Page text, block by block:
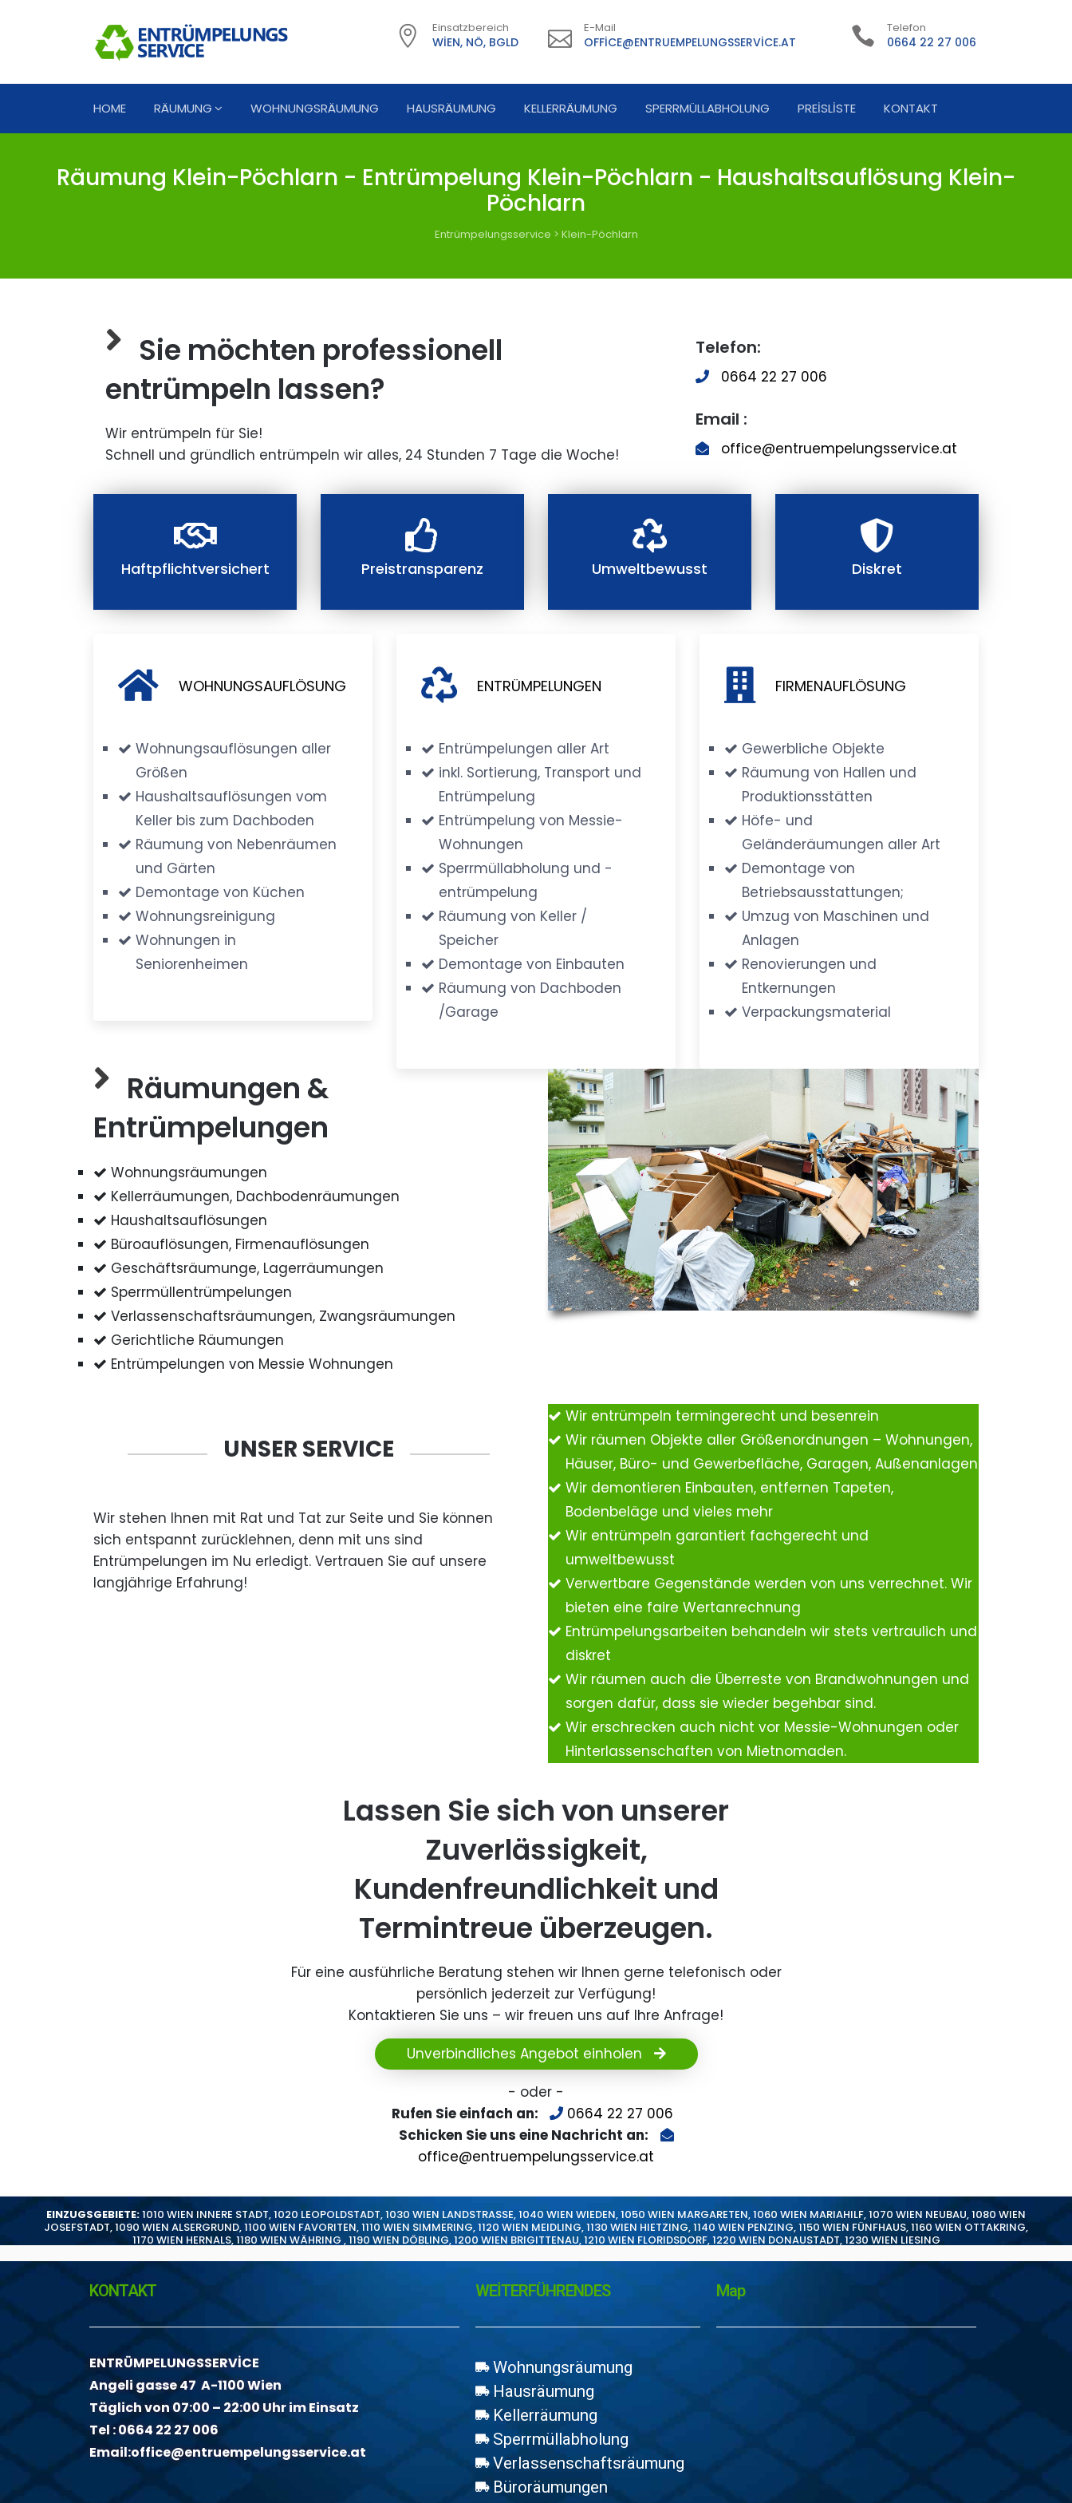
Einsatzbereich
WIEN, NÖ, BGLD
E-Mail
OFFICE@ENTRUEMPELUNGSSERVICE.AT
Telefon
0664 22 27 006
HOME RÄUMUNG WOHNUNGSRÄUMUNG HAUSRÄUMUNG KELLERRÄUMUNG SPERRMÜLLABHOLUNG PREISLISTE KONTAKT
Räumung Klein-Pöchlarn - Entrümpelung Klein-Pöchlarn - Haushaltsauflösung Klein-
Pöchlarn
Entrümpelungsservice > Klein-Pöchlarn
Sie möchten professionell
entrümpeln lassen?
Wir entrümpeln für Sie!
Schnell und gründlich entrümpeln wir alles, 24 Stunden 7 Tage die Woche!
Telefon:
0664 22 27 006
Email :
office@entruempelungsservice.at
Haftpflichtversichert Preistransparenz Umweltbewusst Diskret
WOHNUNGSAUFLÖSUNG
Wohnungsauflösungen aller
Größen
Haushaltsauflösungen vom
Keller bis zum Dachboden
Räumung von Nebenräumen
und Gärten
Demontage von Küchen
Wohnungsreinigung
Wohnungen in
Seniorenheimen
ENTRÜMPELUNGEN
Entrümpelungen aller Art
inkl. Sortierung, Transport und
Entrümpelung
Entrümpelung von Messie-
Wohnungen
Sperrmüllabholung und -
entrümpelung
Räumung von Keller /
Speicher
Demontage von Einbauten
Räumung von Dachboden
/Garage
FIRMENAUFLÖSUNG
Gewerbliche Objekte
Räumung von Hallen und
Produktionsstätten
Höfe- und
Geländeräumungen aller Art
Demontage von
Betriebsausstattungen;
Umzug von Maschinen und
Anlagen
Renovierungen und
Entkernungen
Verpackungsmaterial
Räumungen &
Entrümpelungen
Wohnungsräumungen
Kellerräumungen, Dachbodenräumungen
Haushaltsauflösungen
Büroauflösungen, Firmenauflösungen
Geschäftsräumunge, Lagerräumungen
Sperrmüllentrümpelungen
Verlassenschaftsräumungen, Zwangsräumungen
Gerichtliche Räumungen
Entrümpelungen von Messie Wohnungen
UNSER SERVICE
Wir stehen Ihnen mit Rat und Tat zur Seite und Sie können
sich entspannt zurücklehnen, denn mit uns sind
Entrümpelungen im Nu erledigt. Vertrauen Sie auf unsere
langjährige Erfahrung!
Wir entrümpeln termingerecht und besenrein
Wir räumen Objekte aller Größenordnungen – Wohnungen,
Häuser, Büro- und Gewerbefläche, Garagen, Außenanlagen
Wir demontieren Einbauten, entfernen Tapeten,
Bodenbeläge und vieles mehr
Wir entrümpeln garantiert fachgerecht und
umweltbewusst
Verwertbare Gegenstände werden von uns verrechnet. Wir
bieten eine faire Wertanrechnung
Entrümpelungsarbeiten behandeln wir stets vertraulich und
diskret
Wir räumen auch die Überreste von Brandwohnungen und
sorgen dafür, dass sie wieder begehbar sind.
Wir erschrecken auch nicht vor Messie-Wohnungen oder
Hinterlassenschaften von Mietnomaden.
Lassen Sie sich von unserer
Zuverlässigkeit,
Kundenfreundlichkeit und
Termintreue überzeugen.
Für eine ausführliche Beratung stehen wir Ihnen gerne telefonisch oder
persönlich jederzeit zur Verfügung!
Kontaktieren Sie uns – wir freuen uns auf Ihre Anfrage!
Unverbindliches Angebot einholen
- oder -
Rufen Sie einfach an:
0664 22 27 006
Schicken Sie uns eine Nachricht an:
office@entruempelungsservice.at
EINZUGSGEBIETE:1010 WIEN INNERE STADT,1020 LEOPOLDSTADT,1030 WIEN LANDSTRASSE,1040 WIEN WIEDEN,1050 WIEN MARGARETEN,1060 WIEN MARIAHILF,1070 WIEN NEUBAU,1080 WIEN
JOSEFSTADT,1090 WIEN ALSERGRUND,1100 WIEN FAVORITEN,1110 WIEN SIMMERING,1120 WIEN MEIDLING,1130 WIEN HIETZING,1140 WIEN PENZING,1150 WIEN FÜNFHAUS,1160 WIEN OTTAKRING,
1170 WIEN HERNALS,1180 WIEN WÄHRING ,1190 WIEN DÖBLING,1200 WIEN BRIGITTENAU,1210 WIEN FLORIDSDORF,1220 WIEN DONAUSTADT,1230 WIEN LIESING
KONTAKT
ENTRÜMPELUNGSSERVİCE
Angeli gasse 47 A-1100 Wien
Täglich von 07:00 – 22:00 Uhr im Einsatz
Tel :0664 22 27 006
Email:office@entruempelungsservice.at
WEİTERFÜHRENDES
Wohnungsräumung
Hausräumung
Kellerräumung
Sperrmüllabholung
Verlassenschaftsräumung
Büroräumungen
Map